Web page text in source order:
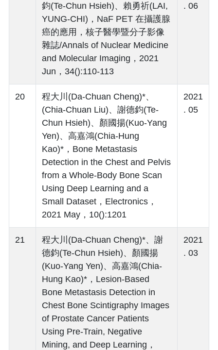
鈞(Te-Chun Hsieh)、賴勇祈(LAI,
YUNG-CHI)，NaF PET 在攝護腺
癌的應用，核子醫學暨分子影像
雜誌/Annals of Nuclear Medicine
and Molecular Imaging，2021
Jun，34():110-113
. 06
20
程大川(Da-Chuan Cheng)*、
(Chia-Chuan Liu)、謝德鈞(Te-
Chun Hsieh)、顏國揚(Kuo-Yang
Yen)、高嘉鴻(Chia-Hung
Kao)*，Bone Metastasis
Detection in the Chest and Pelvis
from a Whole-Body Bone Scan
Using Deep Learning and a
Small Dataset，Electronics，
2021 May，10():1201
2021
. 05
21
程大川(Da-Chuan Cheng)*、謝
德鈞(Te-Chun Hsieh)、顏國揚
(Kuo-Yang Yen)、高嘉鴻(Chia-
Hung Kao)*，Lesion-Based
Bone Metastasis Detection in
Chest Bone Scintigraphy Images
of Prostate Cancer Patients
Using Pre-Train, Negative
Mining, and Deep Learning，
2021
. 03